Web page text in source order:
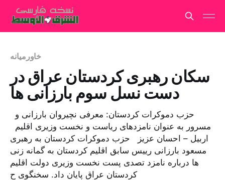
خاورمیانه
سکان رهبری کردستان عراق در
دست نسل سوم بارزانی ها
مسرور به عنوان نامزدهای ریاست و نخست وزیری اقلیم
اربیل – احسان عزیز حزب دموکرات کردستان به رهبری
مسعود بارزانی رییس سابق اقلیم کردستان به گمانه زنی
ها درباره نامزد تصدی پست نخست وزیری دولت اقلیم
کردستان عراق پایان داد. سخنگوی ح